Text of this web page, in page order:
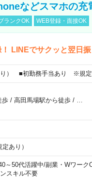
などスマホの充
ランクOK WEB登録・面接OK
LINEでサクッと翌日振
） ■初勤務手当あり ※規定
歩/ 高田馬場駅から徒歩/
あり）
～50代活躍中/副業・Wワーク
スキル不要